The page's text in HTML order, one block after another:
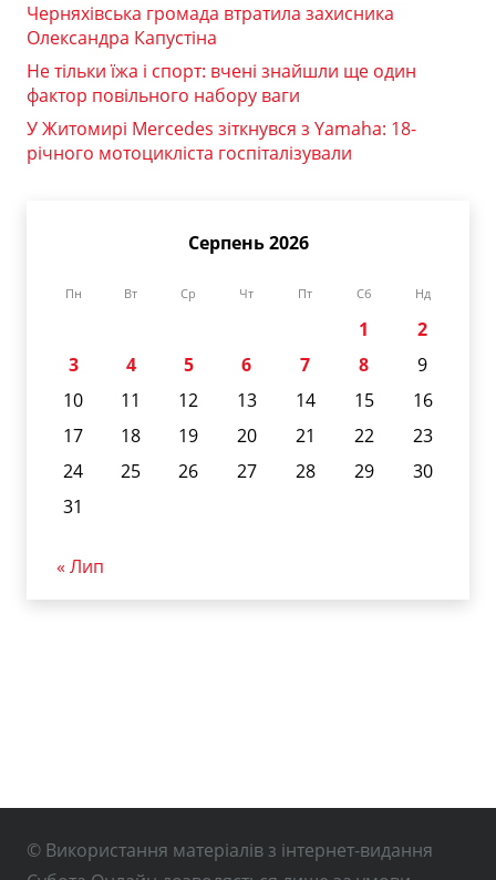
Черняхівська громада втратила захисника
Олександра Капустіна
Не тільки їжа і спорт: вчені знайшли ще один
фактор повільного набору ваги
У Житомирі Mercedes зіткнувся з Yamaha: 18-
річного мотоцикліста госпіталізували
Серпень 2026
Пн Вт Ср Чт Пт Сб Нд
1
2
3
4 5 6 7 8
9
10
11 12 13 14 15
16
17
18 19 20 21 22
23
24
25 26 27 28 29
30
31
« Лип
© Використання матеріалів з інтернет-видання